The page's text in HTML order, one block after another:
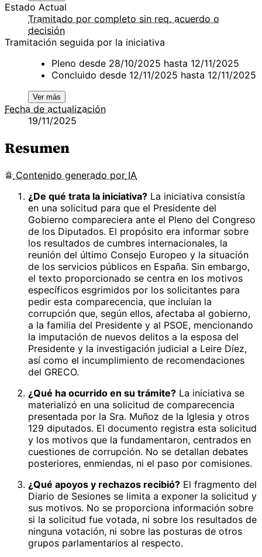
Estado Actual
Tramitado por completo sin req. acuerdo o
decisión
Tramitación seguida por la iniciativa
Pleno desde 28/10/2025 hasta 12/11/2025
Concluido desde 12/11/2025 hasta 12/11/2025
Ver más
Fecha de actualización
19/11/2025
Resumen
Contenido generado por IA
¿De qué trata la iniciativa? La iniciativa consistía
en una solicitud para que el Presidente del
Gobierno compareciera ante el Pleno del Congreso
de los Diputados. El propósito era informar sobre
los resultados de cumbres internacionales, la
reunión del último Consejo Europeo y la situación
de los servicios públicos en España. Sin embargo,
el texto proporcionado se centra en los motivos
específicos esgrimidos por los solicitantes para
pedir esta comparecencia, que incluían la
corrupción que, según ellos, afectaba al gobierno,
a la familia del Presidente y al PSOE, mencionando
la imputación de nuevos delitos a la esposa del
Presidente y la investigación judicial a Leire Díez,
así como el incumplimiento de recomendaciones
del GRECO.
¿Qué ha ocurrido en su trámite? La iniciativa se
materializó en una solicitud de comparecencia
presentada por la Sra. Muñoz de la Iglesia y otros
129 diputados. El documento registra esta solicitud
y los motivos que la fundamentaron, centrados en
cuestiones de corrupción. No se detallan debates
posteriores, enmiendas, ni el paso por comisiones.
¿Qué apoyos y rechazos recibió? El fragmento del
Diario de Sesiones se limita a exponer la solicitud y
sus motivos. No se proporciona información sobre
si la solicitud fue votada, ni sobre los resultados de
ninguna votación, ni sobre las posturas de otros
grupos parlamentarios al respecto.